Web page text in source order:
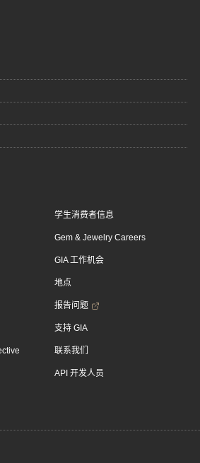
学生消费者信息
Gem & Jewelry Careers
GIA 工作机会
地点
报告问题
支持 GIA
联系我们
API 开发人员